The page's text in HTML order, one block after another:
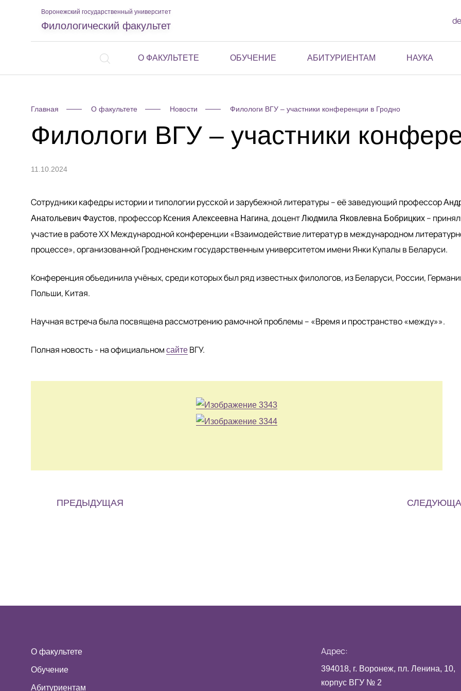
Воронежский государственный университет
Филологический факультет
О ФАКУЛЬТЕТЕ ОБУЧЕНИЕ АБИТУРИЕНТАМ НАУКА
Главная О факультете Новости Филологи ВГУ – участники конференции в Гродно
Филологи ВГУ – участники
11.10.2024
Сотрудники кафедры истории и типологии русской и зарубежной литературы – её заведующий профессор
Анатольевич Фаустов, профессор Ксения Алексеевна Нагина, доцентЛюдмила Яковлевна Бобрицких –
участие в работе XX Международной конференции «Взаимодействие литератур в международном
процессе», организованной Гродненским государственным университетом имени Янки Купалы в Беларуси.
Конференция объединила учёных, среди которых был ряд известных филологов, из Беларуси, России,
Польши, Китая.
Научная встреча была посвящена рассмотрению рамочной проблемы – «Время и пространство «между»».
Полная новость - на официальном сайте ВГУ.
ПРЕДЫДУЩАЯ
О факультете
Обучение
Абитуриентам
Адрес:
394018, г. Воронеж, пл. Ленина, 10,
корпус ВГУ № 2